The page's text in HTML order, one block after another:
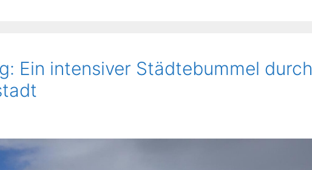
Ein intensiver Städtebummel durch